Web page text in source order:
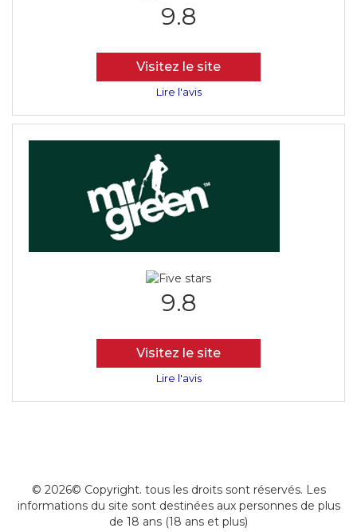
9.8
Visitez le site
Lire l'avis
9.8
Visitez le site
Lire l'avis
© 2026© Copyright. tous les droits sont réservés. Les
informations du site sont destinées aux personnes de plus
de 18 ans (18 ans et plus)